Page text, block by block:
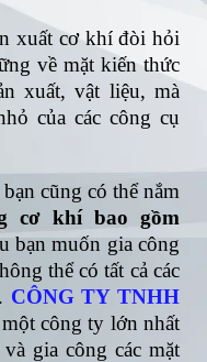
xuất cơ khí đòi hỏi
về mặt kiến thức
xuất, vật liệu, mà
của các công cụ
cũng có thể nắm
cơ khí bao gồm
bạn muốn gia công
thể có tất cả các
CÔNG TY TNHH
công ty lớn nhất
gia công các mặt